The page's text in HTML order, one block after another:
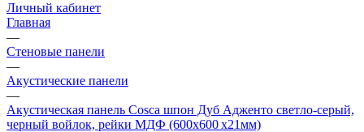
Личный кабинет
Главная
—
Стеновые панели
—
Акустические панели
—
Акустическая панель Cosca шпон Дуб Адженто светло-серый,
черный войлок, рейки МДФ (600х600 х21мм)